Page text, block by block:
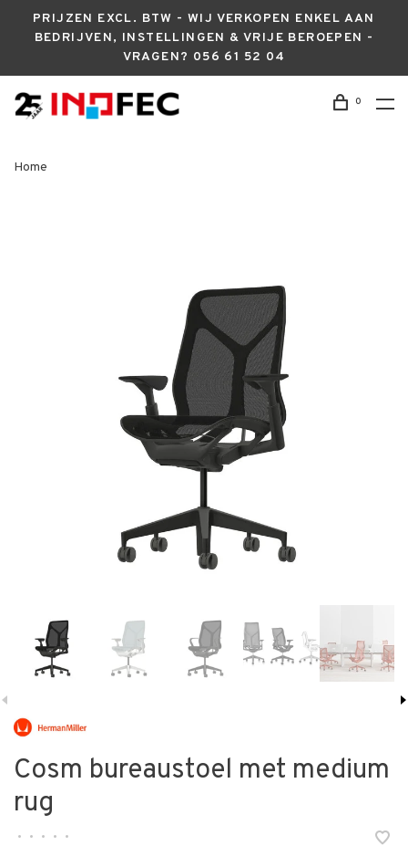
PRIJZEN EXCL. BTW - WIJ VERKOPEN ENKEL AAN
BEDRIJVEN, INSTELLINGEN & VRIJE BEROEPEN -
VRAGEN? 056 61 52 04
0
Home
Cosm bureaustoel met medium
rug
• • • •
•